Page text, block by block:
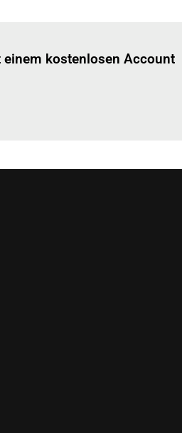
kostenlosen Account